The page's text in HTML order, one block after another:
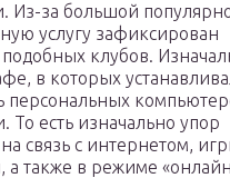
Из-за большой
услугу зафиксирован
клубов.
в которых
персональных
То есть изначально упор
связь с интернетом,
а также в режиме